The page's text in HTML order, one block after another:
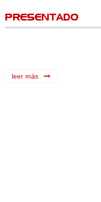
PRESENTADO
leer más